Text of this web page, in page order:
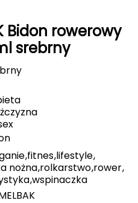
Bidon rowerowy
srebrny
,fitnes,lifestyle,
nożna,rolkarstwo,rower,
,wspinaczka